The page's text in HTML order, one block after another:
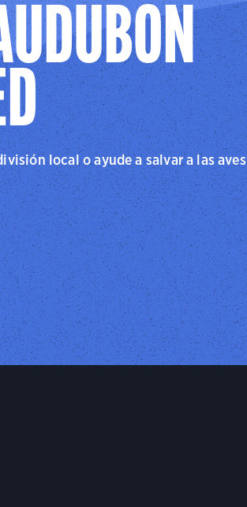
local o ayude a salvar a las aves